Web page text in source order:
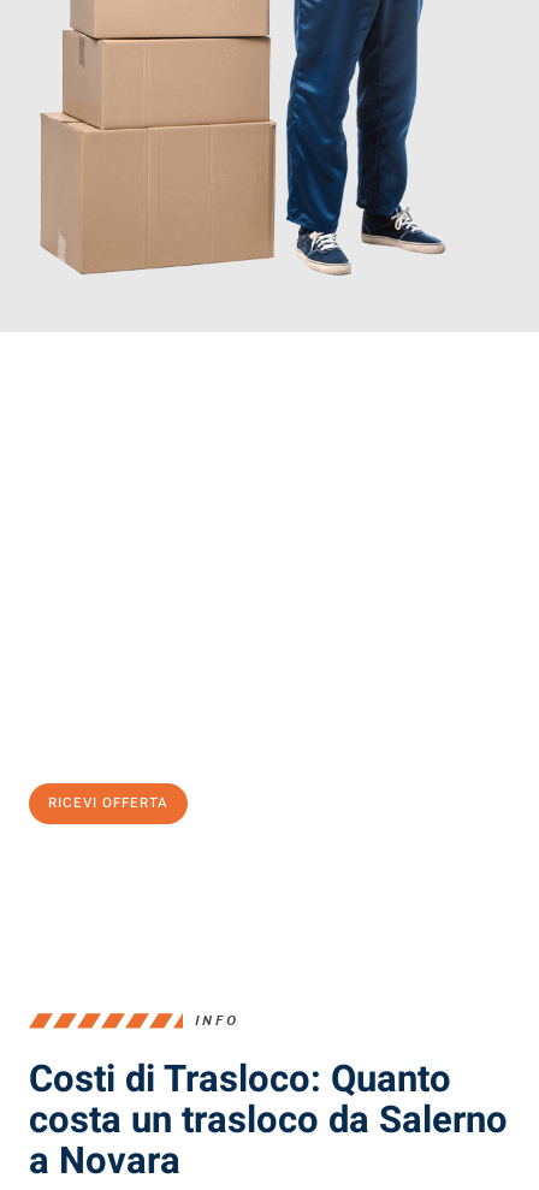
RICEVI OFFERTA
INFO
Costi di Trasloco: Quanto
costa un trasloco da Salerno
a Novara